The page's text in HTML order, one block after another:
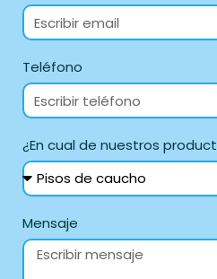
Teléfono
¿En cual de nuestros
Mensaje